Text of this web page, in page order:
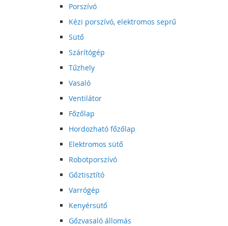
Porszívó
Kézi porszívó, elektromos seprű
Sütő
Szárítógép
Tűzhely
Vasaló
Ventilátor
Főzőlap
Hordozható főzőlap
Elektromos sütő
Robotporszívó
Gőztisztító
Varrógép
Kenyérsütő
Gőzvasaló állomás